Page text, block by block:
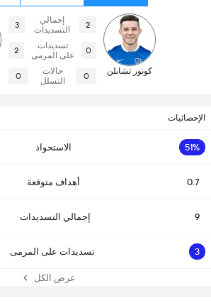
كونور تشابلن
2
إجمالي
التسديدات
3
0
تسديدات
على المرمى
2
0
حالات
التسلل
0
الإحصائيات
51% الاستحواذ
0.7 أهداف متوقعة
9 إجمالي التسديدات
3 تسديدات على المرمى
عرض الكل